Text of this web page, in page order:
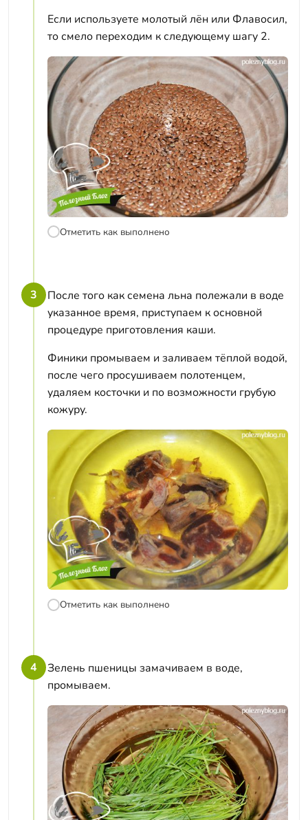
Если используете молотый лён или Флавосил,
то смело переходим к следующему шагу 2.
Отметить как выполнено
3
После того как семена льна полежали в воде
указанное время, приступаем к основной
процедуре приготовления каши.
Финики промываем и заливаем тёплой водой,
после чего просушиваем полотенцем,
удаляем косточки и по возможности грубую
кожуру.
Отметить как выполнено
4
Зелень пшеницы замачиваем в воде,
промываем.